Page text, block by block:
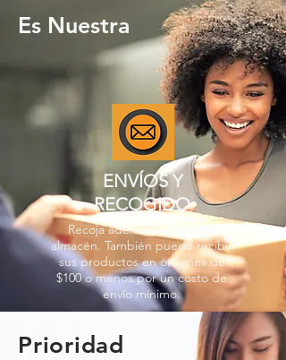
Es Nuestra
ENVÍOS Y
RECOGIDO
Recoja además en nuestro
almacén. También puede recibir
sus productos en órdenes de
$100 o menos por un costo de
envío mínimo.
Prioridad